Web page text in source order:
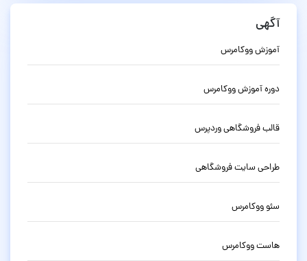
آگهی
آموزش ووکامرس
دوره آموزش ووکامرس
قالب فروشگاهی وردپرس
طراحی سایت فروشگاهی
سئو ووکامرس
هاست ووکامرس